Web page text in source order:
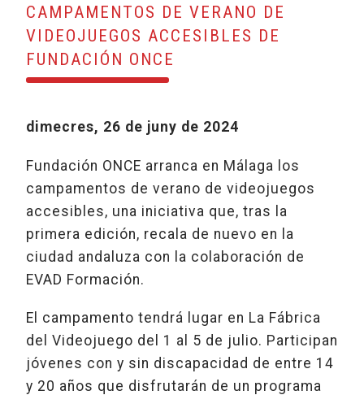
CAMPAMENTOS DE VERANO DE
VIDEOJUEGOS ACCESIBLES DE
FUNDACIÓN ONCE
dimecres, 26 de juny de 2024
Fundación ONCE arranca en Málaga los
campamentos de verano de videojuegos
accesibles, una iniciativa que, tras la
primera edición, recala de nuevo en la
ciudad andaluza con la colaboración de
EVAD Formación.
El campamento tendrá lugar en La Fábrica
del Videojuego del 1 al 5 de julio. Participan
jóvenes con y sin discapacidad de entre 14
y 20 años que disfrutarán de un programa